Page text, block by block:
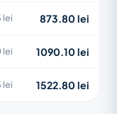
lei 873.80 lei
lei 1090.10 lei
lei 1522.80 lei